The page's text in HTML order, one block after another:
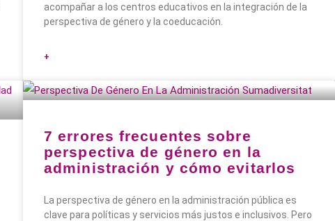
acompañar a los centros educativos en la integración de la
perspectiva de género y la coeducación.
+
7 errores frecuentes sobre
perspectiva de género en la
administración y cómo evitarlos
La perspectiva de género en la administración pública es
clave para políticas y servicios más justos e inclusivos. Pero